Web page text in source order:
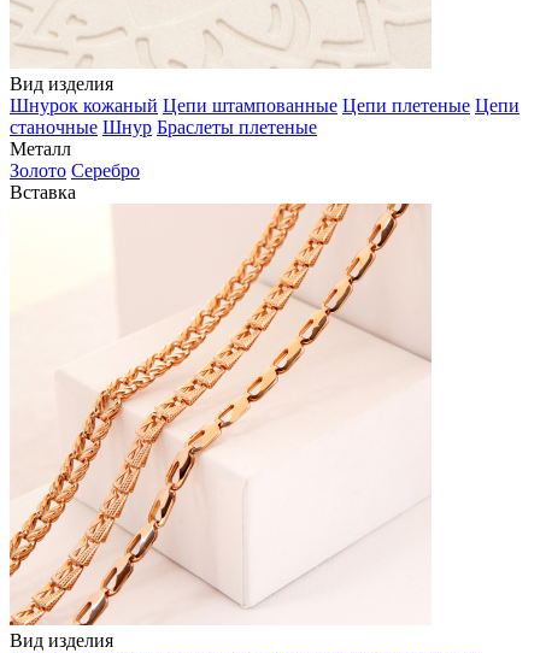
Вид изделия
Шнурок кожаный Цепи штампованные Цепи плетеные Цепи
станочные Шнур Браслеты плетеные
Металл
Золото Серебро
Вставка
Вид изделия